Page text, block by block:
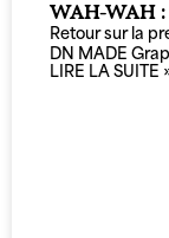
WAH-WAH
Retour sur la
DN MADE
LIRE LA SUITE